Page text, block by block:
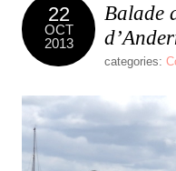
22
OCT
2013
Balade
categories: